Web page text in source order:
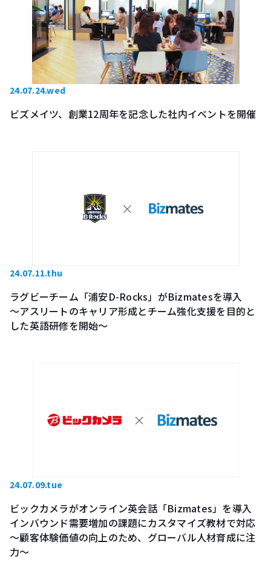
24.07.24.wed
ビズメイツ、創業12周年を記念した社内イベントを開催
24.07.11.thu
ラグビーチーム「浦安D-Rocks」がBizmatesを導入
～アスリートのキャリア形成とチーム強化支援を目的と
した英語研修を開始～
24.07.09.tue
ビックカメラがオンライン英会話「Bizmates」を導入
インバウンド需要増加の課題にカスタマイズ教材で対応
〜顧客体験価値の向上のため、グローバル人材育成に注
力〜